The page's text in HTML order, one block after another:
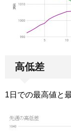
高低差
1日での最高値と